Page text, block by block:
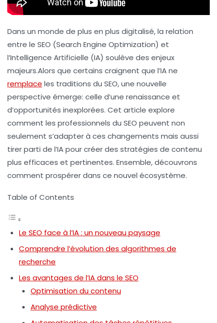
Dans un monde de plus en plus digitalisé, la relation
entre le SEO (Search Engine Optimization) et
l’Intelligence Artificielle (IA) soulève des enjeux
majeurs.Alors que certains craignent que l’IA ne
remplace les traditions du SEO, une nouvelle
perspective émerge: celle d’une renaissance et
d’opportunités inexplorées. Cet article explore
comment les professionnels du SEO peuvent non
seulement s’adapter à ces changements mais aussi
tirer parti de l’IA pour créer des stratégies de contenu
plus efficaces et pertinentes. Ensemble, découvrons
comment prospérer dans ce nouvel écosystème.
Table of Contents
Le SEO face à l’IA : un nouveau paysage
Comprendre l’évolution des algorithmes de
recherche
Les avantages de l’IA dans le SEO
Optimisation du contenu
Analyse prédictive